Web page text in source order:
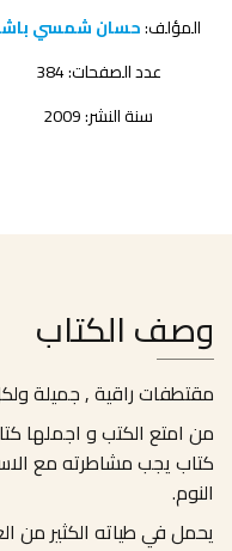
المؤلف:حسان شمسي
عدد الصفحات: 384
سنة النشر: 2009
وصف الكتاب
مقتطفات راقية , جميلة
من امتع الكتب و اجملها
كتاب يجب مشاطرته مع
النوم.
يحمل في طياته الكثير من